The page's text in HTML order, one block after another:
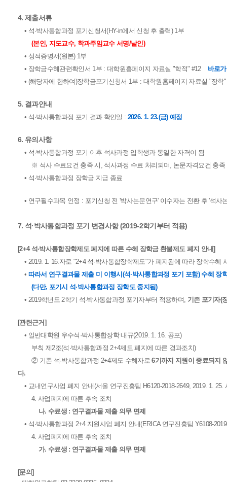
4. 제출서류
• 석·박사통합과정 포기신청서(HY-in에서 신청 후 출력) 1부
(본인, 지도교수, 학과주임교수 서명/날인)
• 성적증명서(원본) 1부
• 장학금수혜관련확인서 1부 : 대학원홈페이지 자료실 "학적" #12
바로
• (해당자에 한하여)장학금포기신청서 1부 : 대학원홈페이지 자료실 "장학"
5. 결과안내
• 석·박사통합과정 포기 결과 확인일 : 2026. 1. 23.(금) 예정
6. 유의사항
• 석·박사통합과정 포기 이후 석사과정 입학생과 동일한 자격이 됨
※ 석사 수료요건 충족 시, 석사과정 수료 처리되며, 논문자격요건 충
• 석·박사통합과정 장학금 지급 종료
• 연구필수과목 인정 : 포기신청 전 '박사논문연구' 이수자는 전환 후 '석사
7. 석·박사통합과정 포기 변경사항 (2019-2학기부터 적용)
[2+4 석·박사통합장학제도 폐지에 따른 수혜 장학금 환불제도 폐지 안내]
• 2019. 1. 16.자로 "2+4 석·박사통합장학제도"가 폐지됨에 따라 장학수
• 따라서 연구결과물 제출 미 이행시(석·박사통합과정 포기 포함) 수혜 장
(다만, 포기시 석·박사통합과정 장학도 중지됨)
• 2019학년도 2학기 석·박사통합과정 포기자부터 적용하며, 기존 포기자(
[관련근거]
• 일반대학원 우수석·박사통합장학 내규(2019. 1. 16. 공포)
부칙 제2조(석·박사통합과정 2+4제도 폐지에 따른 경과조치)
② 기존 석·박사통합과정 2+4제도 수혜자로6기까지 지원이 종료되지
다.
• 교내연구사업 폐지 안내(서울 연구진흥팀 H6120-2018-2649, 2019. 1. 25.
4. 사업폐지에 따른 후속 조치
나. 수료생 : 연구결과물 제출 의무 면제
• 석·박사통합과정 2+4 지원사업 폐지 안내(ERICA 연구진흥팀 Y6108-
4. 사업폐지에 따른 후속 조치
가. 수료생 : 연구결과물 제출 의무 면제
[문의]